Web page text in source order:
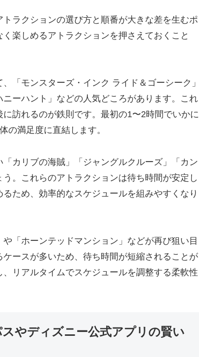
ラクションの選び方と順番が大きな差を生むポ
楽しめるアトラクションを押さえておくこと
「モンスターズ・インク ライド＆ゴーシーク」
ーハント」などの人気どころがあります。これ
訪れるのが鉄則です。最初の1〜2時間でいかに
の満足度に直結します。
カリブの海賊」「ジャングルクルーズ」「カン
。これらのアトラクションは待ち時間が安定し
ため、効率的なスケジュールを組みやすくなり
「ホーンテッドマンション」などが再び狙い目
ースが多いため、待ち時間が短縮されることが
リアルタイムでスケジュールを調整する柔軟性
やディズニー公式アプリの賢い